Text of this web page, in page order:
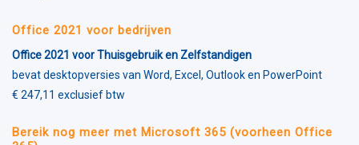
Office 2021 voor bedrijven
Office 2021 voor Thuisgebruik en Zelfstandigen
bevat desktopversies van Word, Excel, Outlook en PowerPoint
€ 247,11 exclusief btw
Bereik nog meer met Microsoft 365 (voorheen Office